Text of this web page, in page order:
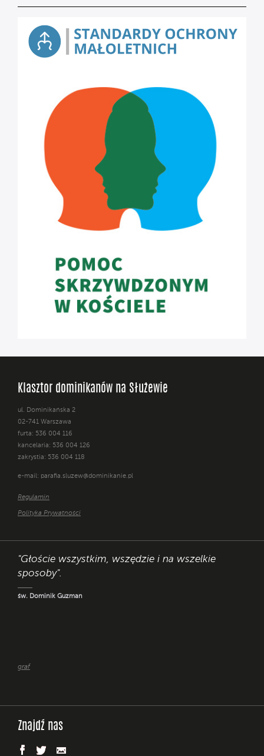
Klasztor dominikanów na Służewie
ul. Dominikańska 2
02-741 Warszawa
furta: 536 004 116
kancelaria: 536 004 126
zakrystia: 536 004 118
e-mail: parafia.sluzew@dominikanie.pl
Regulamin
Polityka Prywatności
"Głoście wszystkim, wszędzie i na wszelkie
sposoby".
św. Dominik Guzman
graf
Znajdź nas